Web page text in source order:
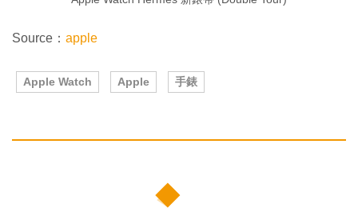
Source： apple
Apple Watch Apple 手錶